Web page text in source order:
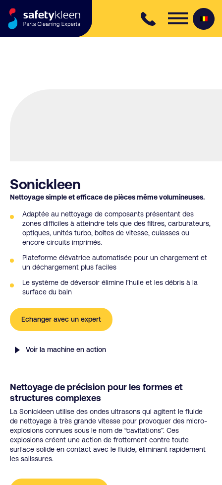
Sonickleen
Nettoyage simple et efficace de pièces même volumineuses.
Adaptée au nettoyage de composants présentant des
zones difficiles à atteindre tels que des filtres, carburateurs,
optiques, unités turbo, boîtes de vitesse, culasses ou
encore circuits imprimés.
Plateforme élévatrice automatisée pour un chargement et
un déchargement plus faciles
Le système de déversoir élimine l’huile et les débris à la
surface du bain
Echanger avec un expert
Voir la machine en action
Nettoyage de précision pour les formes et
structures complexes
La Sonickleen utilise des ondes ultrasons qui agitent le fluide
de nettoyage à très grande vitesse pour provoquer des micro-
explosions connues sous le nom de “cavitations”. Ces
explosions créent une action de frottement contre toute
surface solide en contact avec le fluide, éliminant rapidement
les salissures.